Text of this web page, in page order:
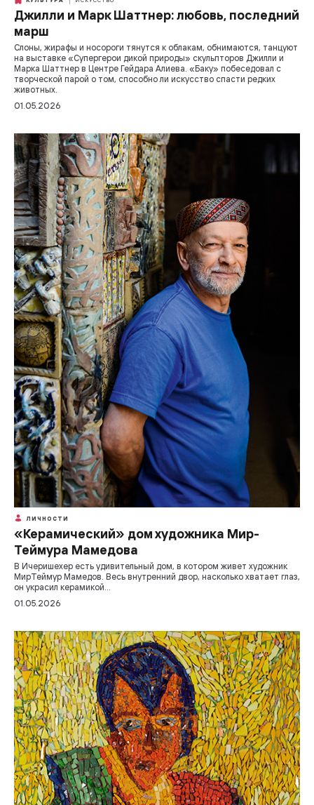
Джилли и Марк Шаттнер: любовь, последний
марш
Слоны, жирафы и носороги тянутся к облакам, обнимаются, танцуют
на выставке «Супергерои дикой природы» скульпторов Джилли и
Марка Шаттнер в Центре Гейдара Алиева. «Баку» побеседовал с
творческой парой о том, способно ли искусство спасти редких
животных.
01.05.2026
ЛИЧНОСТИ
«Керамический» дом художника Мир-
Теймура Мамедова
В Ичеришехер есть удивительный дом, в котором живет художник
Мир­Теймур Мамедов. Весь внутренний двор, насколько хватает глаз,
он украсил керамикой...
01.05.2026